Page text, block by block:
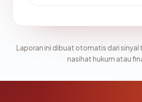
Laporan ini dibuat otomatis dari sinyal
nasihat hukum atau